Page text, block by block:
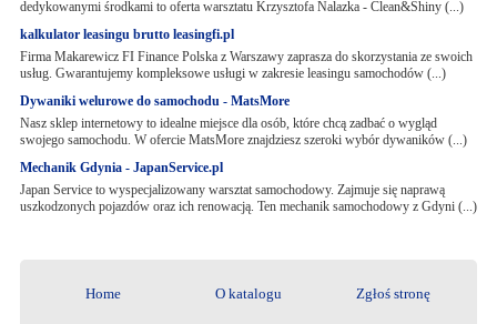
dedykowanymi środkami to oferta warsztatu Krzysztofa Nalazka - Clean&Shiny (...)
kalkulator leasingu brutto leasingfi.pl
Firma Makarewicz FI Finance Polska z Warszawy zaprasza do skorzystania ze swoich
usług. Gwarantujemy kompleksowe usługi w zakresie leasingu samochodów (...)
Dywaniki welurowe do samochodu - MatsMore
Nasz sklep internetowy to idealne miejsce dla osób, które chcą zadbać o wygląd
swojego samochodu. W ofercie MatsMore znajdziesz szeroki wybór dywaników (...)
Mechanik Gdynia - JapanService.pl
Japan Service to wyspecjalizowany warsztat samochodowy. Zajmuje się naprawą
uszkodzonych pojazdów oraz ich renowacją. Ten mechanik samochodowy z Gdyni (...)
Home O katalogu Zgłoś stronę